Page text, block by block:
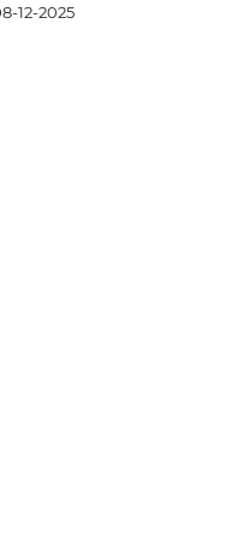
12-2025